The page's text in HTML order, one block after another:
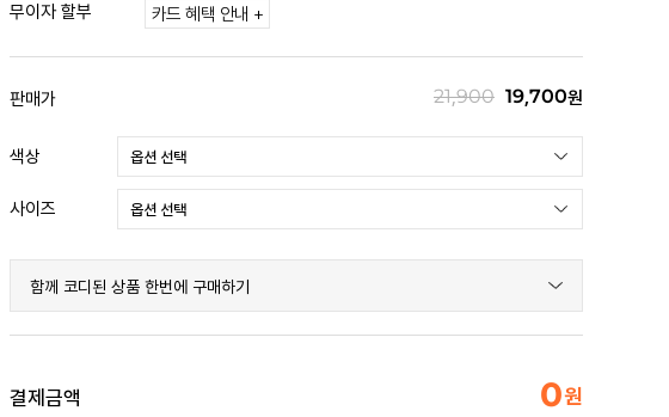
무이자 할부 카드 혜택 안내 +
판매가 21,900 19,700원
색상
사이즈
함께 코디된 상품 한번에 구매하기
결제금액 0원